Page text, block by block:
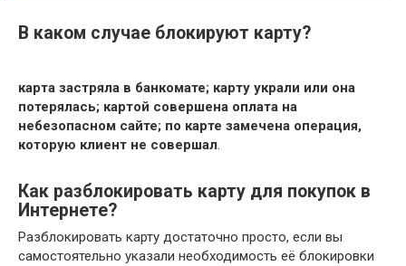
В каком случае блокируют карту?
карта застряла в банкомате; карту украли или она
потерялась; картой совершена оплата на
небезопасном сайте; по карте замечена операция,
которую клиент не совершал.
Как разблокировать карту для покупок в
Интернете?
Разблокировать карту достаточно просто, если вы
самостоятельно указали необходимость её блокировки